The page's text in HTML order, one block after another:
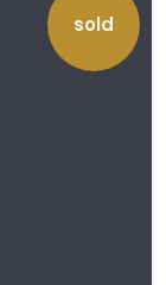
sold